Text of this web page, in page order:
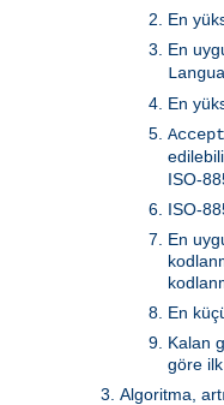
En
En
En
ISO-
ISO-
En
En
Kalan
göre
Algoritma,